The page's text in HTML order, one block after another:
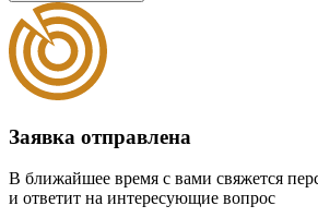
Заявка отправлена
В ближайшее время с вами свяжется
и ответит на интересующие вопрос